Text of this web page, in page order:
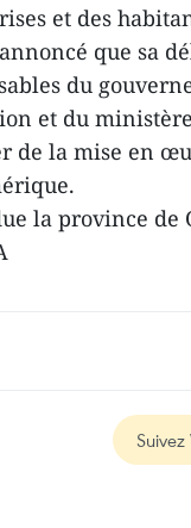
et des
que sa
du
et du
de la mise en
la province
Suivez